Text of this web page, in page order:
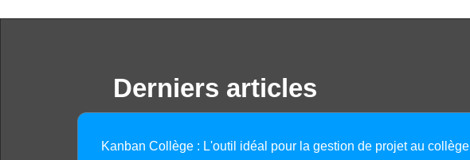
Derniers articles
Kanban Collège : L'outil idéal pour la gestion de projet au collège